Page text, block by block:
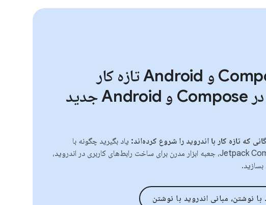
برای Compose و Android تازه کار
هستید؟، در Compose و Android جدید
که تازه کار با اندروید را شروع کرده‌اند: یاد بگیرید چگونه با
استفاده از Jetpack Compose، جعبه ابزار مدرن برای ساخت رابط‌های کاربری در اندروید،
بسازید.
با نوشتن، مبانی اندروید با نوشتن